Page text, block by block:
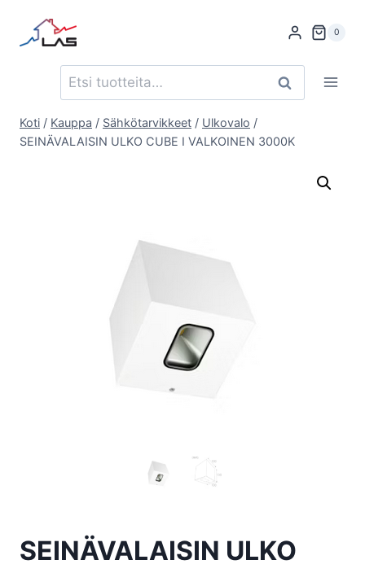
sisältöön
0
Etsi: Haku
Koti / Kauppa / Sähkötarvikkeet / Ulkovalo /
SEINÄVALAISIN ULKO CUBE I VALKOINEN 3000K
SEINÄVALAISIN ULKO